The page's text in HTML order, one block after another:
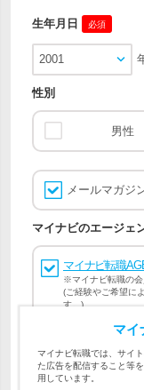
生年月日 必須
2001
性別
男性
メールマガジ
マイナビのエージェ
マイナビ転職
※マイナビ転職の会
(ご経験やご希望に
す。)
会員登録には マイ
会員規約、マイナ
個人情報の取り扱い
マイ
マイナビ転職では、サイ
た広告を配信すること等
用しています。